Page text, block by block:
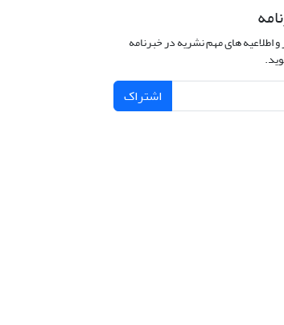
و اطلاعیه های مهم نشریه در خبرنامه
اشتراک